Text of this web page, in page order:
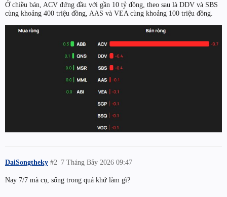
Ở chiều bán, ACV đứng đầu với gần 10 tỷ đồng, theo sau là DDV và SBS
cùng khoảng 400 triệu đồng, AAS và VEA cùng khoảng 100 triệu đồng.
DaiSongtheky 7 Tháng Bảy 2026 09:47
#2
Nay 7/7 mà cụ, sống trong quá khứ làm gì?